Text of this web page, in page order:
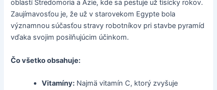
oblastí Stredomoria a Ázie, kde sa pestuje už tisícky rokov.
Zaujímavosťou je, že už v starovekom Egypte bola
významnou súčasťou stravy robotníkov pri stavbe pyramíd
vďaka svojim posilňujúcim účinkom.
Čo všetko obsahuje:
Vitamíny: Najmä vitamín C, ktorý zvyšuje